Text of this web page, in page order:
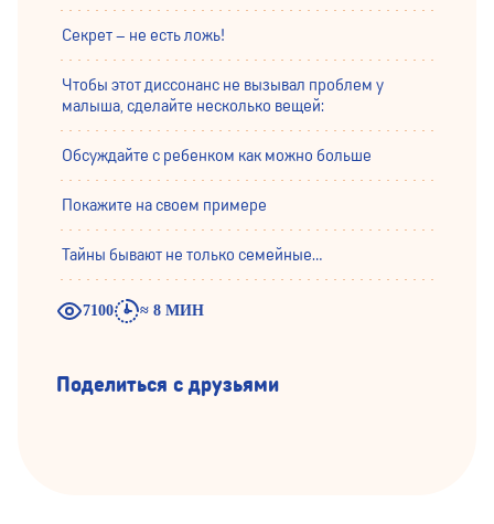
Секрет – не есть ложь!
Чтобы этот диссонанс не вызывал проблем у
малыша, сделайте несколько вещей:
Обсуждайте с ребенком как можно больше
Покажите на своем примере
Тайны бывают не только семейные…
7100 ≈ 8 МИН
Поделиться с друзьями